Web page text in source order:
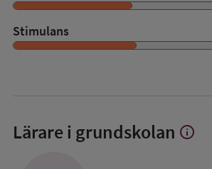
Stimulans
Lärare i grundskolan Visa
info